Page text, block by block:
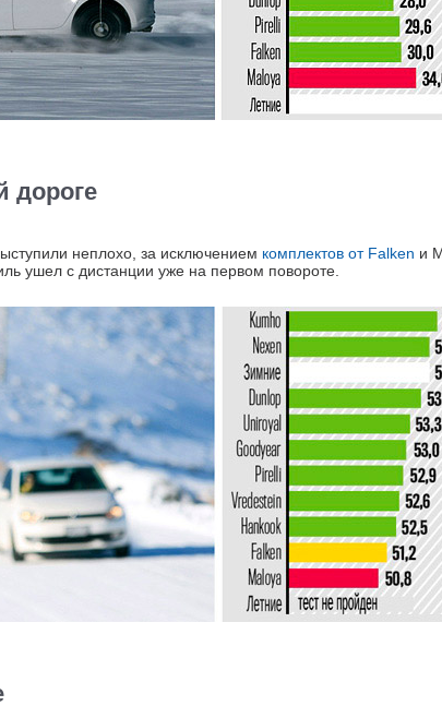
дороге
неплохо, за исключением комплектов от Falken и
ушел с дистанции уже на первом повороте.